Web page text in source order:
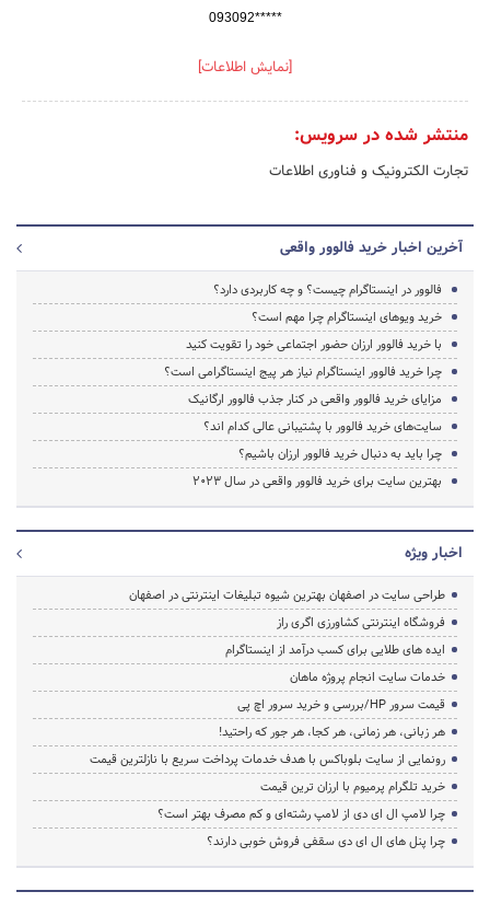
093092*****
[نمایش اطلاعات]
منتشر شده در سرویس:
تجارت الکترونیک و فناوری اطلاعات
آخرین اخبار خرید فالوور واقعی
فالوور در اینستاگرام چیست؟ و چه کاربردی دارد؟
خرید ویوهای اینستاگرام چرا مهم است؟
با خرید فالوور ارزان حضور اجتماعی خود را تقویت کنید
چرا خرید فالوور اینستاگرام نیاز هر پیج اینستاگرامی است؟
مزایای خرید فالوور واقعی در کنار جذب فالوور ارگانیک
سایت‌های خرید فالوور با پشتیبانی عالی کدام اند؟
چرا باید به دنبال خرید فالوور ارزان باشیم؟
بهترین سایت برای خرید فالوور واقعی در سال 2023
اخبار ویژه
طراحی سایت در اصفهان بهترین شیوه تبلیغات اینترنتی در اصفهان
فروشگاه اینترنتی کشاورزی اگری راز
ایده های طلایی برای کسب درآمد از اینستاگرام
خدمات سایت انجام پروژه ماهان
قیمت سرور HP/بررسی و خرید سرور اچ پی
هر زبانی، هر زمانی، هر کجا، هر جور که راحتید!
رونمایی از سایت بلوباکس با هدف خدمات پرداخت سریع با نازلترین قیمت
خرید تلگرام پرمیوم با ارزان ترین قیمت
چرا لامپ ال ای دی از لامپ رشته‌ای و کم مصرف بهتر است؟
چرا پنل های ال ای دی سقفی فروش خوبی دارند؟